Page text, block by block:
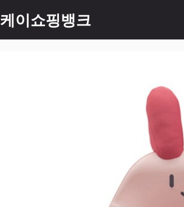
케이쇼핑뱅크